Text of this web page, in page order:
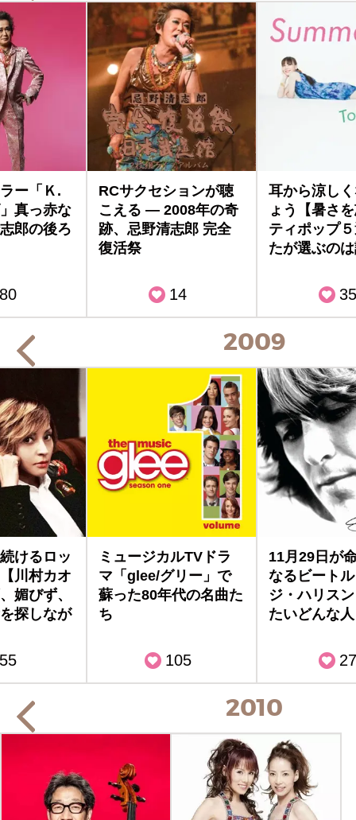
ー「Ｋ.
真っ赤な
郎の後ろ
80
RCサクセションが聴
こえる — 2008年の奇
跡、忌野清志郎 完全
復活祭
14
耳から涼し
ょう【暑さ
ティポップ
たが選ぶの
35
2009
けるロッ
川村カオ
媚びず、
探しなが
55
ミュージカルTVドラ
マ「glee/グリー」で
蘇った80年代の名曲た
ち
105
11月29日が
なるビート
ジ・ハリス
たいどんな
27
2010